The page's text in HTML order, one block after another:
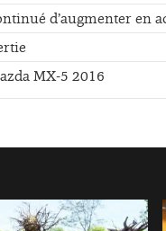
d’augmenter en
MX-5 2016